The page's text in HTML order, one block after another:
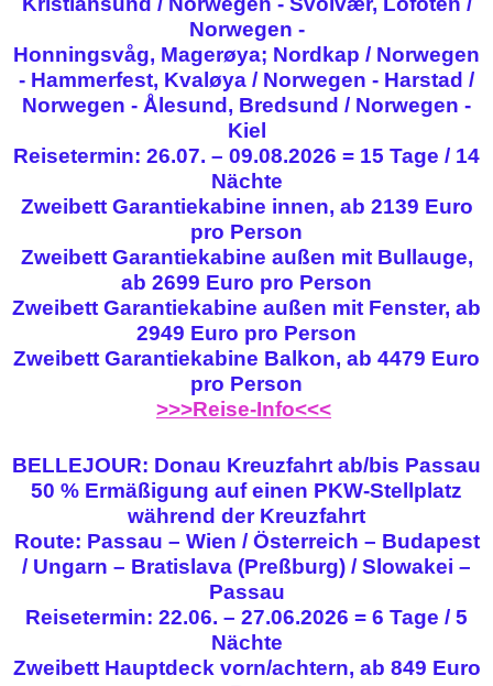
Norwegen -
Honningsvåg, Magerøya; Nordkap / Norwegen
- Hammerfest, Kvaløya / Norwegen - Harstad /
Norwegen - Ålesund, Bredsund / Norwegen -
Kiel
Reisetermin: 26.07. – 09.08.2026 = 15 Tage / 14
Nächte
Zweibett Garantiekabine innen, ab 2139 Euro
pro Person
Zweibett Garantiekabine außen mit Bullauge,
ab 2699 Euro pro Person
Zweibett Garantiekabine außen mit Fenster, ab
2949 Euro pro Person
Zweibett Garantiekabine Balkon, ab 4479 Euro
pro Person
>>>Reise-Info<<<
BELLEJOUR: Donau Kreuzfahrt ab/bis Passau
50 % Ermäßigung auf einen PKW-Stellplatz
während der Kreuzfahrt
Route: Passau – Wien / Österreich – Budapest
/ Ungarn – Bratislava (Preßburg) / Slowakei –
Passau
Reisetermin: 22.06. – 27.06.2026 = 6 Tage / 5
Nächte
Zweibett Hauptdeck vorn/achtern, ab 849 Euro